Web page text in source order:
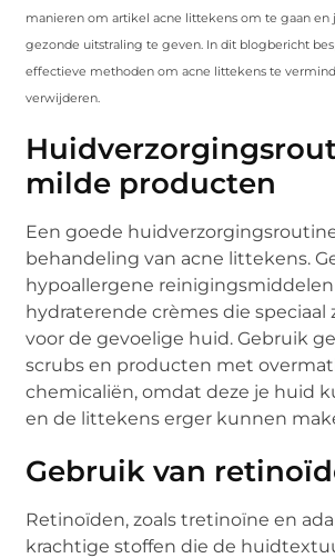
manieren om artikel acne littekens om te gaan en
gezonde uitstraling te geven. In dit blogbericht
effectieve methoden om acne littekens te
verwijderen.
milde producten
Een goede
behandeling van acne littekens.
hypoallergene
hydraterende crèmes die speciaal
voor de gevoelige huid. Gebruik
scrubs en producten met
chemicaliën, omdat deze je huid
en de littekens erger kunnen
Gebruik van
Retinoïden, zoals tretinoïne en
krachtige stoffen die de